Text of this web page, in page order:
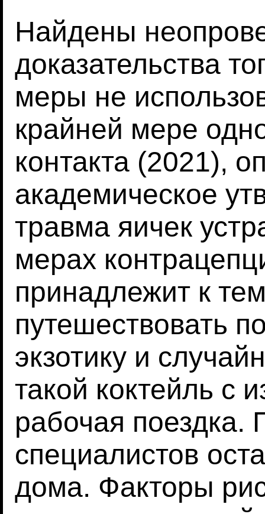
Найдены
доказательства
меры не
крайней мере
контакта (2021),
академическое
травма яичек
мерах
принадлежит к
путешествовать
экзотику и
такой коктейль с
рабочая поездка.
специалистов
дома. Факторы